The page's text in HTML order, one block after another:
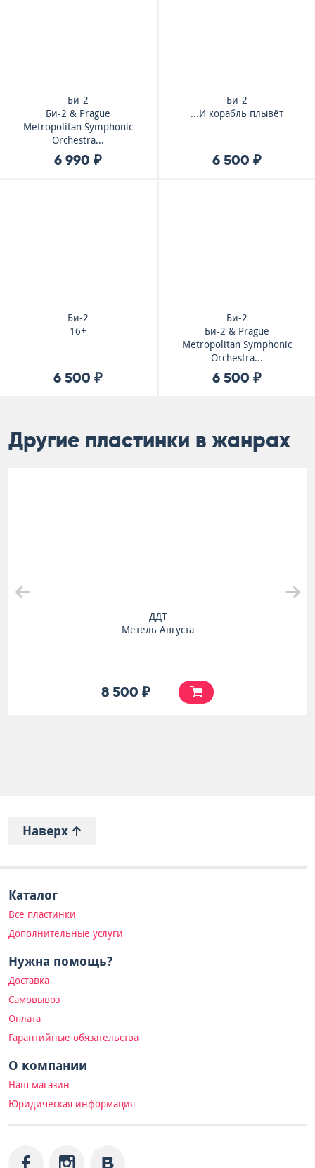
Би-2
Би-2 & Prague
Metropolitan Symphonic
Orchestra...
6 990 ₽
Би-2
...И корабль плывёт
6 500 ₽
Би-2
16+
6 500 ₽
Би-2
Би-2 & Prague
Metropolitan Symphonic
Orchestra...
6 500 ₽
Другие пластинки в жанрах
ДДТ
Метель Августа
8 500 ₽
Наверх
Каталог
Все пластинки
Дополнительные услуги
Нужна помощь?
Доставка
Самовывоз
Оплата
Гарантийные обязательства
О компании
Наш магазин
Юридическая информация